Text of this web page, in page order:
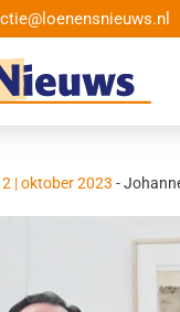
| oktober 2023 -